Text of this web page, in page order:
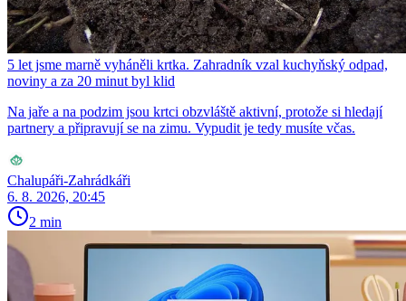
5 let jsme marně vyháněli krtka. Zahradník vzal kuchyňský odpad,
noviny a za 20 minut byl klid
Na jaře a na podzim jsou krtci obzvláště aktivní, protože si hledají
partnery a připravují se na zimu. Vypudit je tedy musíte včas.
Chalupáři-Zahrádkáři
6. 8. 2026, 20:45
2 min